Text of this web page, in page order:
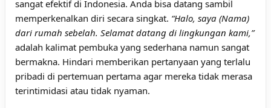
sangat efektif di Indonesia. Anda bisa datang sambil
memperkenalkan diri secara singkat. “Halo, saya (Nama)
dari rumah sebelah. Selamat datang di lingkungan kami,”
adalah kalimat pembuka yang sederhana namun sangat
bermakna. Hindari memberikan pertanyaan yang terlalu
pribadi di pertemuan pertama agar mereka tidak merasa
terintimidasi atau tidak nyaman.